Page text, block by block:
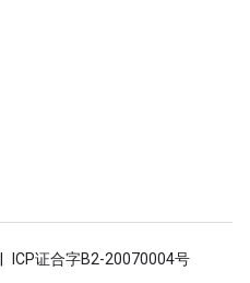
ICP证合字B2-20070004号